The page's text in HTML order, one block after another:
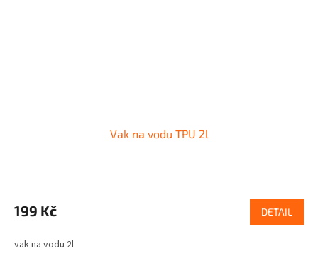
Vak na vodu TPU 2l
199 Kč DETAIL
vak na vodu 2l